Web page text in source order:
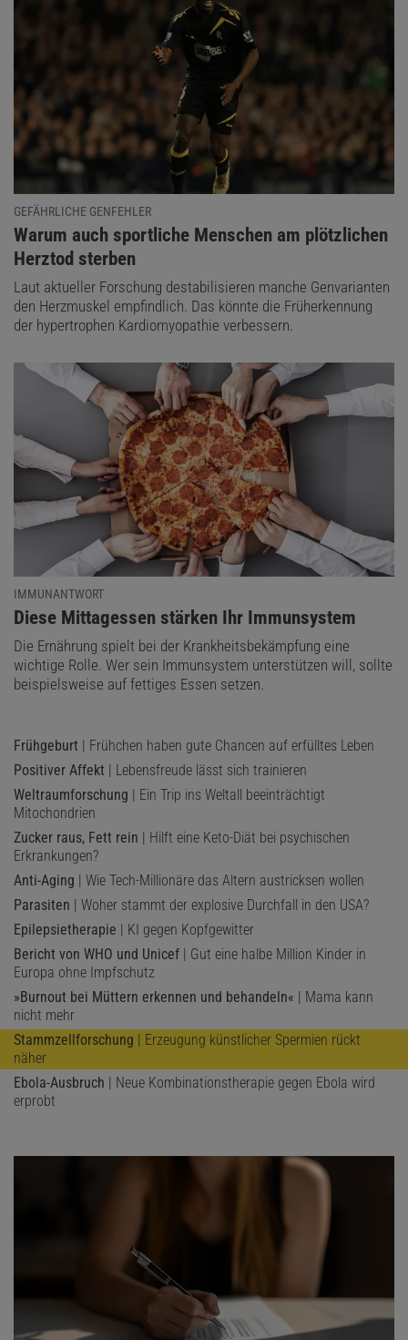
GEFÄHRLICHE GENFEHLER
:
Warum auch sportliche Menschen am plötzlichen
Herztod sterben
Laut aktueller Forschung destabilisieren manche Genvarianten
den Herzmuskel empfindlich. Das könnte die Früherkennung
der hypertrophen Kardiomyopathie verbessern.
IMMUNANTWORT
:
Diese Mittagessen stärken Ihr Immunsystem
Die Ernährung spielt bei der Krankheitsbekämpfung eine
wichtige Rolle. Wer sein Immunsystem unterstützen will, sollte
beispielsweise auf fettiges Essen setzen.
Frühgeburt | Frühchen haben gute Chancen auf erfülltes Leben
Positiver Affekt | Lebensfreude lässt sich trainieren
Weltraumforschung | Ein Trip ins Weltall beeinträchtigt
Mitochondrien
Zucker raus, Fett rein | Hilft eine Keto-Diät bei psychischen
Erkrankungen?
Anti-Aging | Wie Tech-Millionäre das Altern austricksen wollen
Parasiten | Woher stammt der explosive Durchfall in den USA?
Epilepsietherapie | KI gegen Kopfgewitter
Bericht von WHO und Unicef | Gut eine halbe Million Kinder in
Europa ohne Impfschutz
»Burnout bei Müttern erkennen und behandeln« | Mama kann
nicht mehr
Stammzellforschung | Erzeugung künstlicher Spermien rückt
näher
Ebola-Ausbruch | Neue Kombinationstherapie gegen Ebola wird
erprobt